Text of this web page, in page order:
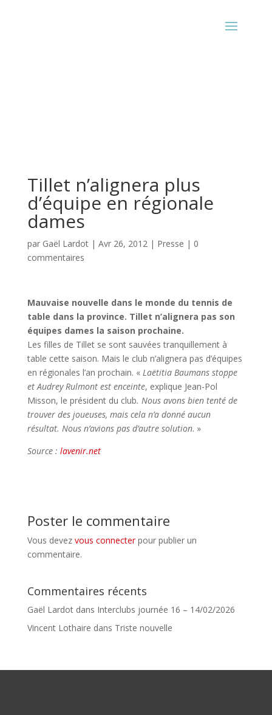
Tillet n’alignera plus
d’équipe en régionale
dames
par Gaël Lardot| Avr 26, 2012| Presse | 0
commentaires
Mauvaise nouvelle dans le monde du tennis de
table dans la province. Tillet n’alignera pas son
équipes dames la saison prochaine.
Les filles de Tillet se sont sauvées tranquillement à
table cette saison. Mais le club n’alignera pas d’équipes
en régionales l’an prochain. « Laëtitia Baumans stoppe
et Audrey Rulmont est enceinte, explique Jean-Pol
Misson, le président du club. Nous avons bien tenté de
trouver des joueuses, mais cela n’a donné aucun
résultat. Nous n’avions pas d’autre solution. »
Source : lavenir.net
Poster le commentaire
Vous devez vous connecterpour publier un
commentaire.
Commentaires récents
Gaël Lardotdans Interclubs journée 16 – 14/02/2026
Vincent Lothaire dans Triste nouvelle